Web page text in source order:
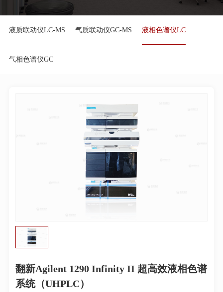
液质联动仪LC-MS 气质联动仪GC-MS 液相色谱仪LC
气相色谱仪GC
翻新Agilent 1290 Infinity II 超高效液相色谱
系统（UHPLC）